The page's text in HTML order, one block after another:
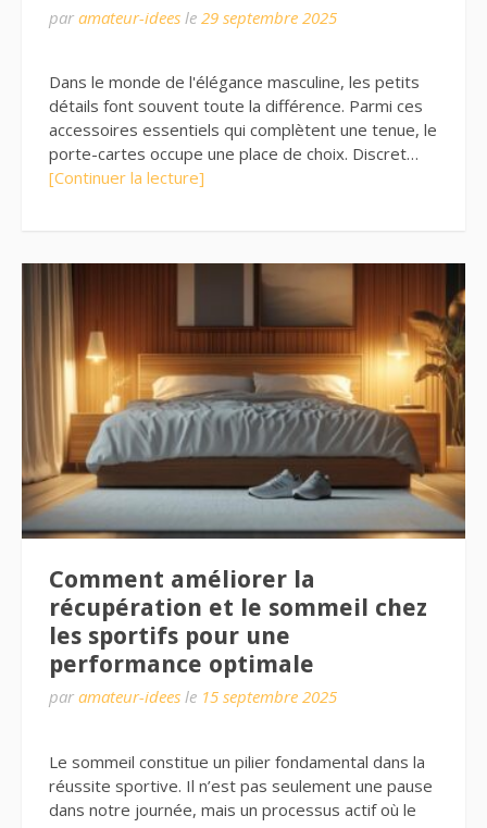
par amateur-idees le 29 septembre 2025
Dans le monde de l'élégance masculine, les petits
détails font souvent toute la différence. Parmi ces
accessoires essentiels qui complètent une tenue, le
porte-cartes occupe une place de choix. Discret…
[Continuer la lecture]
Comment améliorer la
récupération et le sommeil chez
les sportifs pour une
performance optimale
par amateur-idees le 15 septembre 2025
Le sommeil constitue un pilier fondamental dans la
réussite sportive. Il n’est pas seulement une pause
dans notre journée, mais un processus actif où le